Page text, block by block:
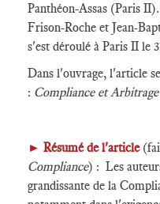
Panthéon-Assas (Paris
Frison-Roche et Jean-
s'est déroulé à Paris II le
Dans l'ouvrage, l'article
: Compliance et
► Résumé de l'article
Compliance) : Les
grandissante de la